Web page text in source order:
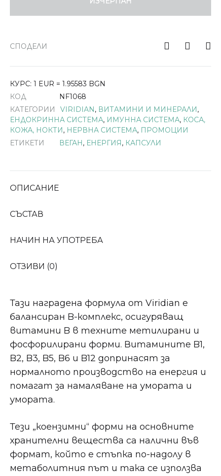
СПОДЕЛИ
КУРС: 1 EUR = 1.95583 BGN
КОД
NF1068
КАТЕГОРИИ
VIRIDIAN, ВИТАМИНИ И МИНЕРАЛИ,
ЕНДОКРИННА СИСТЕМА, ИМУННА СИСТЕМА, КОСА,
КОЖА, НОКТИ, НЕРВНА СИСТЕМА, ПРОМОЦИИ
ЕТИКЕТИ
ВЕГАН, ЕНЕРГИЯ, КАПСУЛИ
ОПИСАНИЕ
СЪСТАВ
НАЧИН НА УПОТРЕБА
ОТЗИВИ (0)
Тази наградена формула от Viridian е
балансиран B-комплекс, осигуряващ
витамини B в техните метилирани и
фосфорилирани форми. Витамините B1,
B2, B3, B5, B6 и B12 допринасят за
нормалното производство на енергия и
помагат за намаляване на умората и
умората.
Тези „коензимни“ форми на основните
хранителни вещества са налични във
формат, който е стъпка по-надолу в
метаболитния път и така се използва